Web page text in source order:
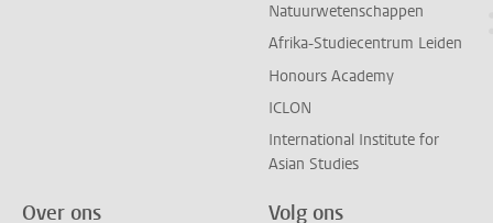
Natuurwetenschappen
Afrika-Studiecentrum Leiden
Honours Academy
ICLON
International Institute for
Asian Studies
Over ons Volg ons